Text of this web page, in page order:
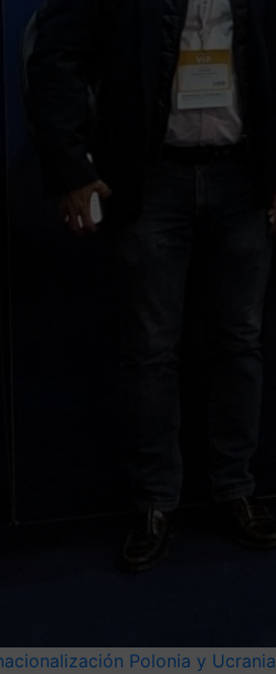
Polonia y Ucrania